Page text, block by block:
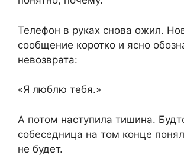
Телефон в руках снова ожил.
сообщение коротко и ясно
невозврата:
«Я люблю тебя.»
А потом наступила тишина.
собеседница на том конце
не будет.